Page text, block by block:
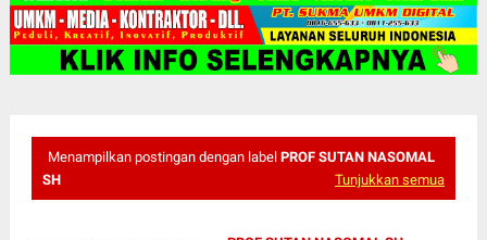
Menampilkan postingan dengan label PROF SUTAN NASOMAL
SH
Tunjukkan semua